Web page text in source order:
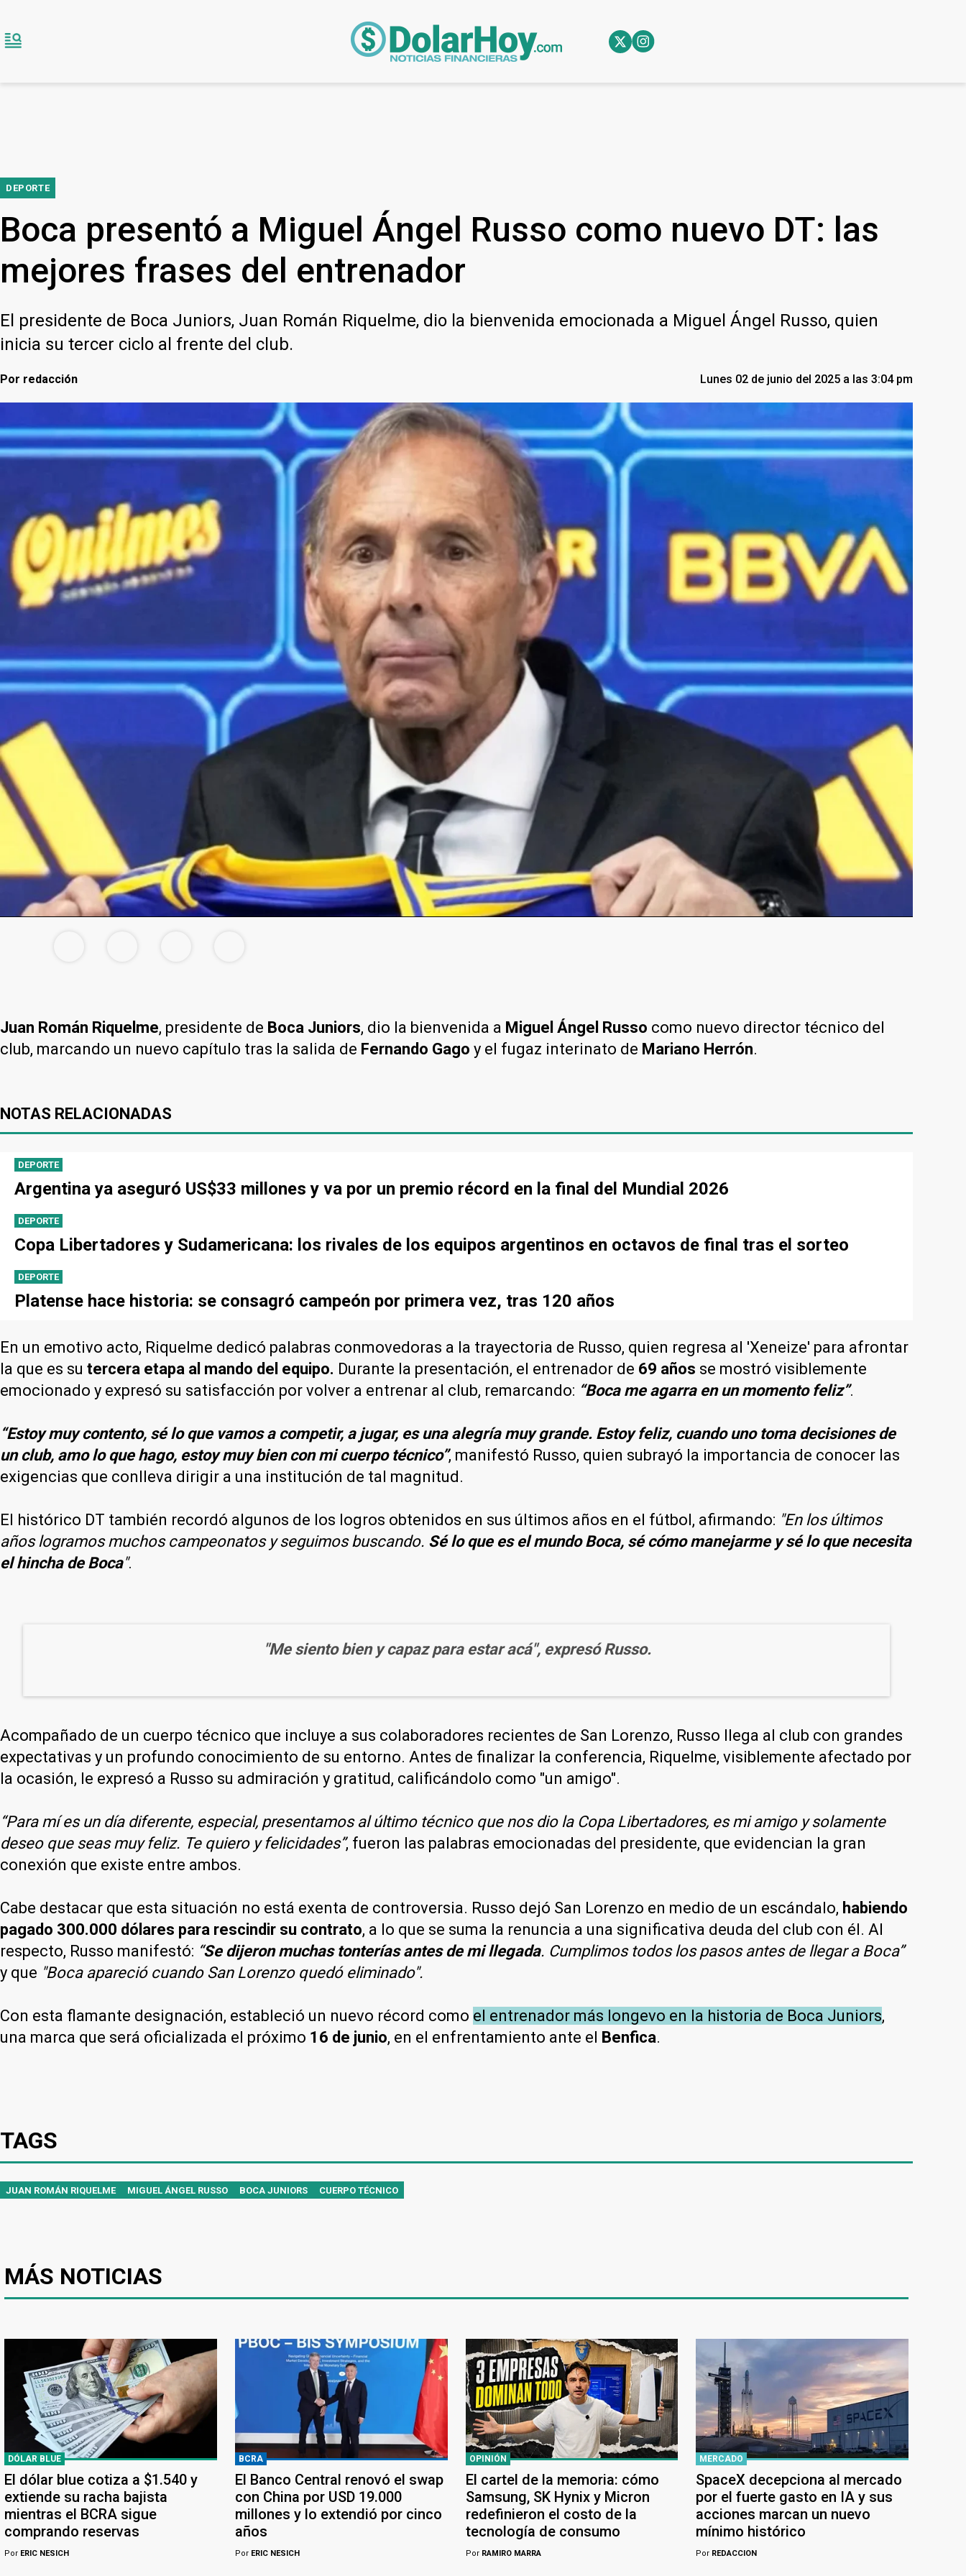
DEPORTE
Boca presentó a Miguel Ángel Russo como nuevo DT: las
mejores frases del entrenador
El presidente de Boca Juniors, Juan Román Riquelme, dio la bienvenida emocionada a Miguel Ángel Russo, quien
inicia su tercer ciclo al frente del club.
Por redacción Lunes 02 de junio del 2025 a las 3:04 pm
Juan Román Riquelme, presidente de Boca Juniors, dio la bienvenida a Miguel Ángel Russo como nuevo director técnico del
club, marcando un nuevo capítulo tras la salida de Fernando Gago y el fugaz interinato de Mariano Herrón.
NOTAS RELACIONADAS
DEPORTE
Argentina ya aseguró US$33 millones y va por un premio récord en la final del Mundial 2026
DEPORTE
Copa Libertadores y Sudamericana: los rivales de los equipos argentinos en octavos de final tras el sorteo
DEPORTE
Platense hace historia: se consagró campeón por primera vez, tras 120 años
En un emotivo acto, Riquelme dedicó palabras conmovedoras a la trayectoria de Russo, quien regresa al 'Xeneize' para afrontar
la que es su tercera etapa al mando del equipo. Durante la presentación, el entrenador de 69 años se mostró visiblemente
emocionado y expresó su satisfacción por volver a entrenar al club, remarcando: “Boca me agarra en un momento feliz”.
“Estoy muy contento, sé lo que vamos a competir, a jugar, es una alegría muy grande. Estoy feliz, cuando uno toma decisiones de
un club, amo lo que hago, estoy muy bien con mi cuerpo técnico”, manifestó Russo, quien subrayó la importancia de conocer las
exigencias que conlleva dirigir a una institución de tal magnitud.
El histórico DT también recordó algunos de los logros obtenidos en sus últimos años en el fútbol, afirmando: "En los últimos
años logramos muchos campeonatos y seguimos buscando. Sé lo que es el mundo Boca, sé cómo manejarme y sé lo que necesita
el hincha de Boca".
"Me siento bien y capaz para estar acá", expresó Russo.
Acompañado de un cuerpo técnico que incluye a sus colaboradores recientes de San Lorenzo, Russo llega al club con grandes
expectativas y un profundo conocimiento de su entorno. Antes de finalizar la conferencia, Riquelme, visiblemente afectado por
la ocasión, le expresó a Russo su admiración y gratitud, calificándolo como "un amigo".
“Para mí es un día diferente, especial, presentamos al último técnico que nos dio la Copa Libertadores, es mi amigo y solamente
deseo que seas muy feliz. Te quiero y felicidades”, fueron las palabras emocionadas del presidente, que evidencian la gran
conexión que existe entre ambos.
Cabe destacar que esta situación no está exenta de controversia. Russo dejó San Lorenzo en medio de un escándalo, habiendo
pagado 300.000 dólares para rescindir su contrato, a lo que se suma la renuncia a una significativa deuda del club con él. Al
respecto, Russo manifestó: “Se dijeron muchas tonterías antes de mi llegada. Cumplimos todos los pasos antes de llegar a Boca”
y que "Boca apareció cuando San Lorenzo quedó eliminado".
Con esta flamante designación, estableció un nuevo récord como el entrenador más longevo en la historia de Boca Juniors,
una marca que será oficializada el próximo 16 de junio, en el enfrentamiento ante el Benfica.
TAGS
JUAN ROMÁN RIQUELME MIGUEL ÁNGEL RUSSO BOCA JUNIORS CUERPO TÉCNICO
MÁS NOTICIAS
DÓLAR BLUE
El dólar blue cotiza a $1.540 y
extiende su racha bajista
mientras el BCRA sigue
comprando reservas
Por ERIC NESICH
BCRA
El Banco Central renovó el swap
con China por USD 19.000
millones y lo extendió por cinco
años
PorERIC NESICH
OPINIÓN
El cartel de la memoria: cómo
Samsung, SK Hynix y Micron
redefinieron el costo de la
tecnología de consumo
PorRAMIRO MARRA
MERCADO
SpaceX decepciona al mercado
por el fuerte gasto en IA y sus
acciones marcan un nuevo
mínimo histórico
Por REDACCION